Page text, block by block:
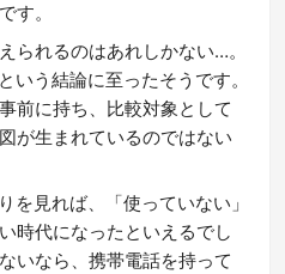
す。
られるのはあれしかない…。
いう結論に至ったそうです。
前に持ち、比較対象として
が生まれているのではない
を見れば、「使っていない」
時代になったといえるでし
いなら、携帯電話を持って